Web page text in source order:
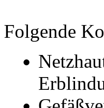
Folgende